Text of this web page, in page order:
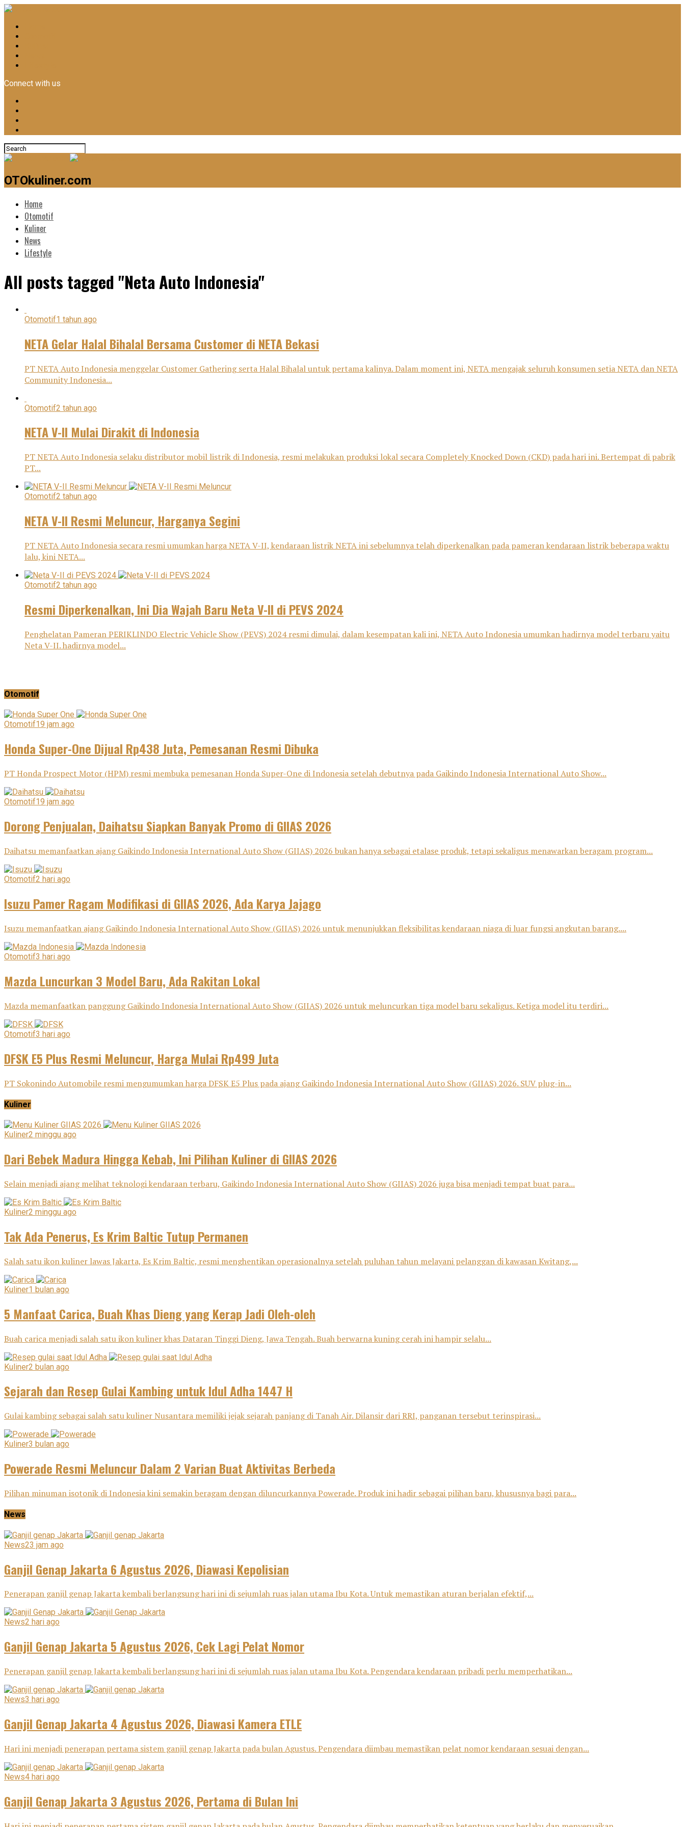
Connect with us
OTOkuliner.com
Home
Otomotif
Kuliner
News
Lifestyle
All posts tagged "Neta Auto Indonesia"
Otomotif1 tahun ago
NETA Gelar Halal Bihalal Bersama Customer di NETA Bekasi
PT NETA Auto Indonesia menggelar Customer Gathering serta Halal Bihalal untuk pertama kalinya. Dalam moment ini, NETA mengajak seluruh konsumen setia NETA dan NETA
Community Indonesia...
Otomotif2 tahun ago
NETA V-II Mulai Dirakit di Indonesia
PT NETA Auto Indonesia selaku distributor mobil listrik di Indonesia, resmi melakukan produksi lokal secara Completely Knocked Down (CKD) pada hari ini. Bertempat di pabrik
PT...
Otomotif2 tahun ago
NETA V-II Resmi Meluncur, Harganya Segini
PT NETA Auto Indonesia secara resmi umumkan harga NETA V-II, kendaraan listrik NETA ini sebelumnya telah diperkenalkan pada pameran kendaraan listrik beberapa waktu
lalu, kini NETA...
Otomotif2 tahun ago
Resmi Diperkenalkan, Ini Dia Wajah Baru Neta V-II di PEVS 2024
Penghelatan Pameran PERIKLINDO Electric Vehicle Show (PEVS) 2024 resmi dimulai, dalam kesempatan kali ini, NETA Auto Indonesia umumkan hadirnya model terbaru yaitu
Neta V-II. hadirnya model...
Otomotif
Otomotif19 jam ago
Honda Super-One Dijual Rp438 Juta, Pemesanan Resmi Dibuka
PT Honda Prospect Motor (HPM) resmi membuka pemesanan Honda Super-One di Indonesia setelah debutnya pada Gaikindo Indonesia International Auto Show...
Otomotif19 jam ago
Dorong Penjualan, Daihatsu Siapkan Banyak Promo di GIIAS 2026
Daihatsu memanfaatkan ajang Gaikindo Indonesia International Auto Show (GIIAS) 2026 bukan hanya sebagai etalase produk, tetapi sekaligus menawarkan beragam program...
Otomotif2 hari ago
Isuzu Pamer Ragam Modifikasi di GIIAS 2026, Ada Karya Jajago
Isuzu memanfaatkan ajang Gaikindo Indonesia International Auto Show (GIIAS) 2026 untuk menunjukkan fleksibilitas kendaraan niaga di luar fungsi angkutan barang....
Otomotif3 hari ago
Mazda Luncurkan 3 Model Baru, Ada Rakitan Lokal
Mazda memanfaatkan panggung Gaikindo Indonesia International Auto Show (GIIAS) 2026 untuk meluncurkan tiga model baru sekaligus. Ketiga model itu terdiri...
Otomotif3 hari ago
DFSK E5 Plus Resmi Meluncur, Harga Mulai Rp499 Juta
PT Sokonindo Automobile resmi mengumumkan harga DFSK E5 Plus pada ajang Gaikindo Indonesia International Auto Show (GIIAS) 2026. SUV plug-in...
Kuliner
Kuliner2 minggu ago
Dari Bebek Madura Hingga Kebab, Ini Pilihan Kuliner di GIIAS 2026
Selain menjadi ajang melihat teknologi kendaraan terbaru, Gaikindo Indonesia International Auto Show (GIIAS) 2026 juga bisa menjadi tempat buat para...
Kuliner2 minggu ago
Tak Ada Penerus, Es Krim Baltic Tutup Permanen
Salah satu ikon kuliner lawas Jakarta, Es Krim Baltic, resmi menghentikan operasionalnya setelah puluhan tahun melayani pelanggan di kawasan Kwitang,...
Kuliner1 bulan ago
5 Manfaat Carica, Buah Khas Dieng yang Kerap Jadi Oleh-oleh
Buah carica menjadi salah satu ikon kuliner khas Dataran Tinggi Dieng, Jawa Tengah. Buah berwarna kuning cerah ini hampir selalu...
Kuliner2 bulan ago
Sejarah dan Resep Gulai Kambing untuk Idul Adha 1447 H
Gulai kambing sebagai salah satu kuliner Nusantara memiliki jejak sejarah panjang di Tanah Air. Dilansir dari RRI, panganan tersebut terinspirasi...
Kuliner3 bulan ago
Powerade Resmi Meluncur Dalam 2 Varian Buat Aktivitas Berbeda
Pilihan minuman isotonik di Indonesia kini semakin beragam dengan diluncurkannya Powerade. Produk ini hadir sebagai pilihan baru, khususnya bagi para...
News
News23 jam ago
Ganjil Genap Jakarta 6 Agustus 2026, Diawasi Kepolisian
Penerapan ganjil genap Jakarta kembali berlangsung hari ini di sejumlah ruas jalan utama Ibu Kota. Untuk memastikan aturan berjalan efektif,...
News2 hari ago
Ganjil Genap Jakarta 5 Agustus 2026, Cek Lagi Pelat Nomor
Penerapan ganjil genap Jakarta kembali berlangsung hari ini di sejumlah ruas jalan utama Ibu Kota. Pengendara kendaraan pribadi perlu memperhatikan...
News3 hari ago
Ganjil Genap Jakarta 4 Agustus 2026, Diawasi Kamera ETLE
Hari ini menjadi penerapan pertama sistem ganjil genap Jakarta pada bulan Agustus. Pengendara diimbau memastikan pelat nomor kendaraan sesuai dengan...
News4 hari ago
Ganjil Genap Jakarta 3 Agustus 2026, Pertama di Bulan Ini